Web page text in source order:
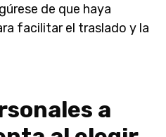
de que haya
facilitar el traslado y la
a